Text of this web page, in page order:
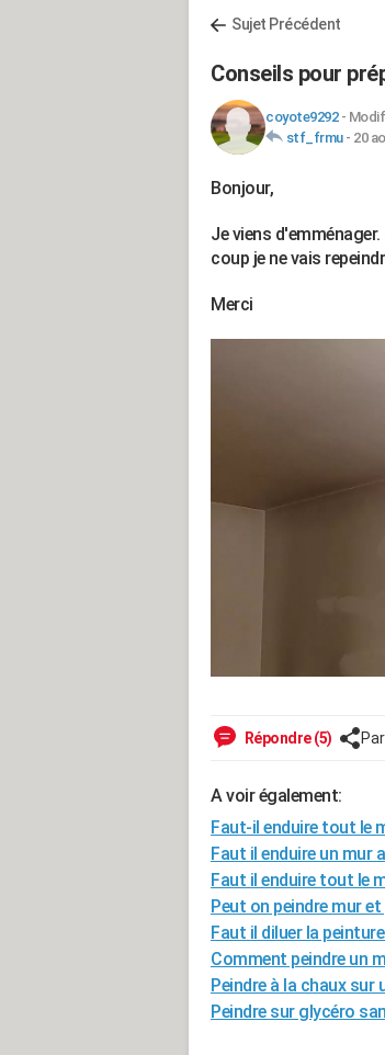
Sujet Précédent
Conseils pour
coyote9292-
stf_frmu- 20
Bonjour,
Je viens
coup je ne vais
Merci
Répondre (5)
A voir également:
Faut-il enduire tout le
Faut il enduire un mur
Faut il enduire tout le
Peut on peindre mur
Faut il diluer la
Comment peindre un
Peindre à la chaux sur
Peindre sur glycéro